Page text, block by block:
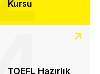
Kursu
TOEFL Hazırlık